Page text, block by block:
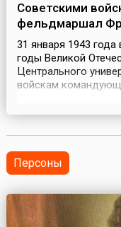
Советскими
фельдмаршал
31 января 1943
годы Великой
Центрального
войскам
Это стало одним из
Friedrich Paulus,
Персоны